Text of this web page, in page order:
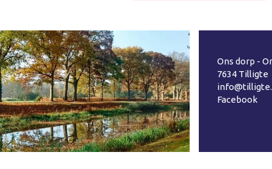
Ons dorp -
7634 Tilligte
Facebook